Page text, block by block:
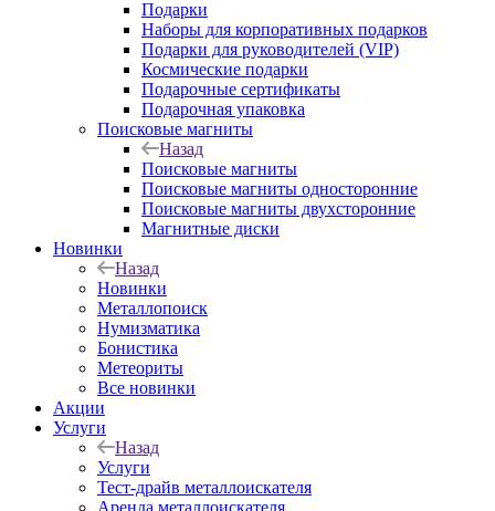
Подарки
Наборы для корпоративных подарков
Подарки для руководителей (VIP)
Космические подарки
Подарочные сертификаты
Подарочная упаковка
Поисковые магниты
Назад
Поисковые магниты
Поисковые магниты односторонние
Поисковые магниты двухсторонние
Магнитные диски
Новинки
Назад
Новинки
Металлопоиск
Нумизматика
Бонистика
Метеориты
Все новинки
Акции
Услуги
Назад
Услуги
Тест-драйв металлоискателя
Аренда металлоискателя